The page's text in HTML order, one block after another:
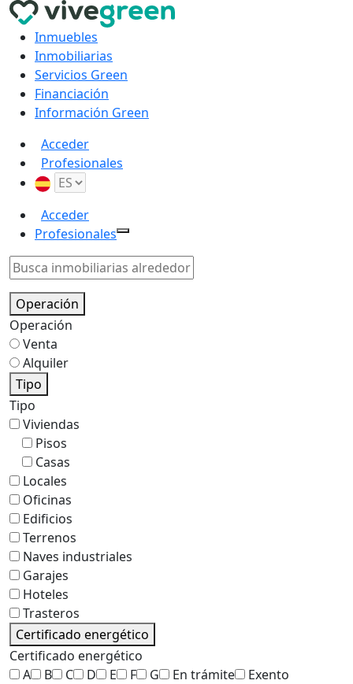
Inmuebles
Inmobiliarias
Servicios Green
Financiación
Información Green
Acceder
Profesionales
Acceder
Profesionales
Operación
Operación
Venta
Alquiler
Tipo
Tipo
Viviendas
Pisos
Casas
Locales
Oficinas
Edificios
Terrenos
Naves industriales
Garajes
Hoteles
Trasteros
Certificado energético
Certificado energético
A
B C D E F G En trámite
Exento